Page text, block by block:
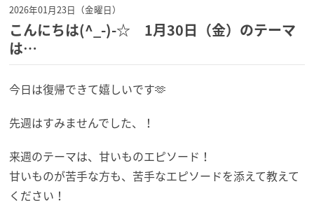
2026年01月23日（金曜日）
こんにちは(^_-)-☆ 1月30日（金）のテーマ
は…
今日は復帰できて嬉しいです🫶
先週はすみませんでした、！
来週のテーマは、甘いものエピソード！
甘いものが苦手な方も、苦手なエピソードを添えて教えて
ください！